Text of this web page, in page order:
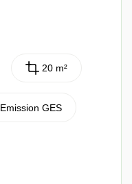
20 m²
Emission GES